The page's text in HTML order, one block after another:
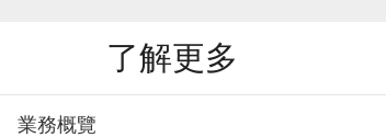
了解更多
業務概覽